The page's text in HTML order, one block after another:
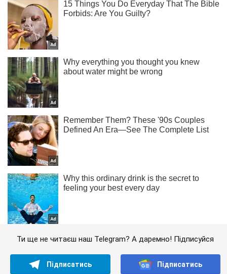
Ти ще не читаєш наш Telegram? А даремно! Підписуйся
Підписатись Підписатись